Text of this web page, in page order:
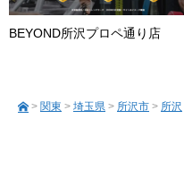
BEYOND所沢プロペ通り店
> 関東 > 埼玉県 > 所沢市 > 所沢